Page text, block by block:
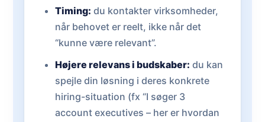
Timing: du kontakter virksomheder,
når behovet er reelt, ikke når det
“kunne være relevant”.
Højere relevans i budskaber: du kan
spejle din løsning i deres konkrete
hiring-situation (fx “I søger 3
account executives – her er hvordan